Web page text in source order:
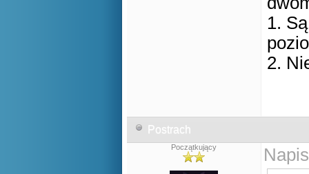
1.
2.
Postrach
Początkujący